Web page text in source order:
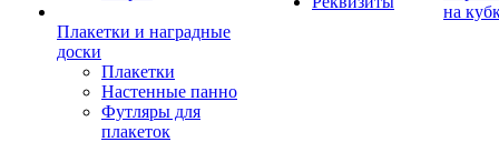
Плакетки и наградные
доски
Плакетки
Настенные панно
Футляры для
плакеток
на